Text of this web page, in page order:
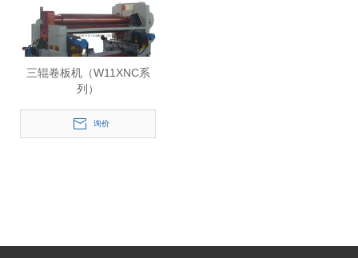
三辊卷板机（W11XNC系
列）
询价